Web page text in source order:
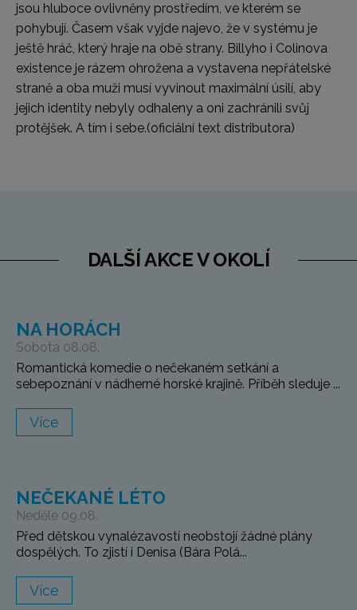
jsou hluboce ovlivněny prostředím, ve kterém se
pohybují. Časem však vyjde najevo, že v systému je
ještě hráč, který hraje na obě strany. Billyho i Colinova
existence je rázem ohrožena a vystavena nepřátelské
straně a oba muži musí vyvinout maximální úsilí, aby
jejich identity nebyly odhaleny a oni zachránili svůj
protějšek. A tím i sebe.(oficiální text distributora)
DALŠÍ AKCE V OKOLÍ
NA HORÁCH
Sobota 08.08.
Romantická komedie o nečekaném setkání a
sebepoznání v nádherné horské krajině. Příběh sleduje ...
Více
NEČEKANÉ LÉTO
Neděle 09.08.
Před dětskou vynalézavostí neobstojí žádné plány
dospělých. To zjistí i Denisa (Bára Polá...
Více